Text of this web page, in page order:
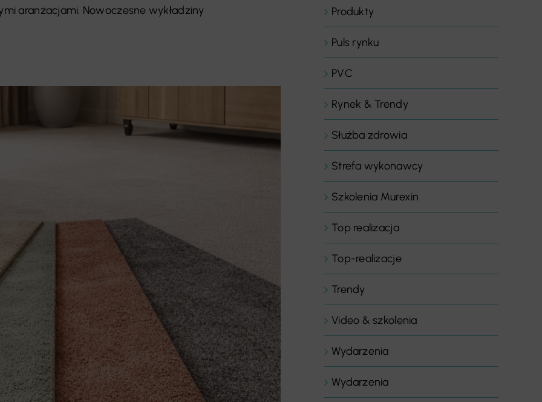
aranżacjami. Nowoczesne wykładziny
Produkty
Puls rynku
PVC
Rynek & Trendy
Służba zdrowia
Strefa wykonawcy
Szkolenia Murexin
Top realizacja
Top-realizacje
Trendy
Video & szkolenia
Wydarzenia
Wydarzenia